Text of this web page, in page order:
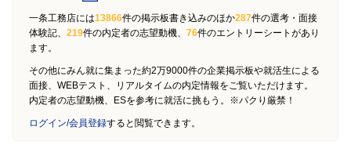
一条工務店には13866件の掲示板書き込みのほか287件の選考・面接
体験記、 219件の内定者の志望動機、 76件のエントリーシートがあり
ます。
その他にみん就に集まった約2万9000件の企業掲示板や就活生による
面接、WEBテスト、リアルタイムの内定情報をご覧いただけます。
内定者の志望動機、ESを参考に就活に挑もう。※パクり厳禁！
ログイン/会員登録すると閲覧できます。